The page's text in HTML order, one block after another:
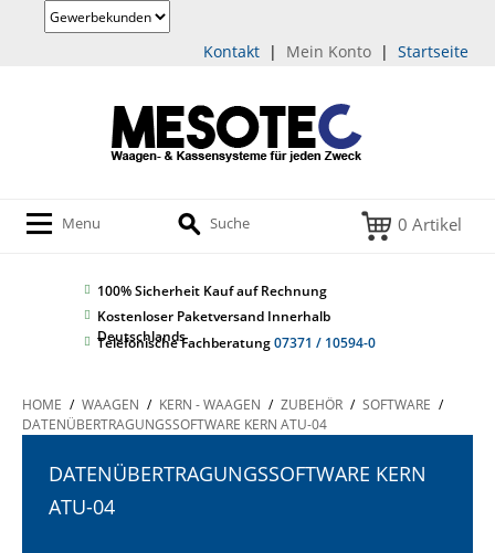
Startseite
|
Mein Konto
|
Kontakt
Menu Suche 0 Artikel
100% Sicherheit Kauf auf Rechnung
Kostenloser Paketversand Innerhalb
Deutschlands
Telefonische Fachberatung07371 / 10594-0
HOME / WAAGEN / KERN - WAAGEN / ZUBEHÖR / SOFTWARE /
DATENÜBERTRAGUNGSSOFTWARE KERN ATU-04
DATENÜBERTRAGUNGSSOFTWARE KERN
ATU-04